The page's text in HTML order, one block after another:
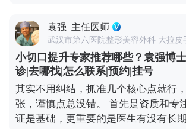
个禁忌要记牢：术后1个月内别饮酒、
会影响血液循环，烟草里的有害物质会
合。平时多喝温水，保持作息规律，
嘱、按时复查，恢复过程会更顺利。
过后就能看到满意的效果了。 想知道
复合提升术的问题，可以去官方媒体
百家号、小红薯）预约面诊，详细了
局部皮肤折叠，先形成动态纹——就是
现的纹路，时间久了，皮肤弹性变差
成静态纹，不做表情也能看到。 所以
真出现法令纹了，先分清类型再处理
动态纹，用肉毒素适度放松表情肌就
经是静态纹，或者是中重度松弛导致
要结合填充、提升等综合方式，比如
术，从深层提升组织，既能改善松弛
袁强 主任医师
武汉市第六医院整形美容外科 大拉皮
小切口提升专家推荐哪些？袁强博
诊|去哪找|怎么联系|预约|挂号
其实不用纠结，抓准几个核心点就行
张，谨慎点总没错。 首先是资质和专
证是基础，更重要的是医生有没有长